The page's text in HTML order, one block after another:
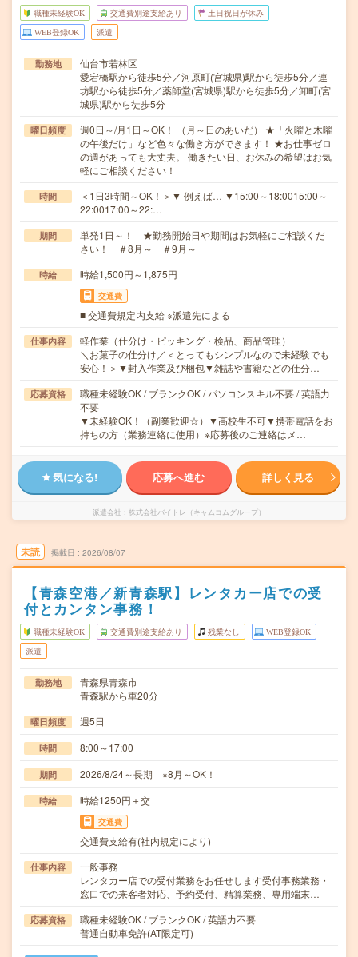
職種未経験OK 交通費別途支給あり 土日祝日が休み
WEB登録OK 派遣
勤務地
仙台市若林区
愛宕橋駅から徒歩5分／河原町(宮城県)駅から徒歩5分／連
坊駅から徒歩5分／薬師堂(宮城県)駅から徒歩5分／卸町(宮
城県)駅から徒歩5分
曜日頻度
週0日～/月1日～OK！ （月～日のあいだ） ★「火曜と木曜
の午後だけ」など色々な働き方ができます！ ★お仕事ゼロ
の週があっても大丈夫。 働きたい日、お休みの希望はお気
軽にご相談ください！
時間
＜1日3時間～OK！＞▼ 例えば… ▼15:00～18:0015:00～
22:0017:00～22:…
期間
単発1日～！ ★勤務開始日や期間はお気軽にご相談くだ
さい！ ＃8月～ ＃9月～
時給 時給1,500円～1,875円
交通費
■ 交通費規定内支給 ※派遣先による
仕事内容
軽作業（仕分け・ピッキング・検品、商品管理）
＼お菓子の仕分け／＜とってもシンプルなので未経験でも
安心！＞▼封入作業及び梱包▼雑誌や書籍などの仕分…
応募資格
職種未経験OK / ブランクOK / パソコンスキル不要 / 英語力
不要
▼未経験OK！（副業歓迎☆）▼高校生不可▼携帯電話をお
持ちの方（業務連絡に使用）※応募後のご連絡はメ…
気になる! 応募へ進む 詳しく見る
派遣会社 株式会社バイトレ（キャムコムグループ）
未読 掲載日 2026/08/07
【青森空港／新青森駅】レンタカー店での受
付とカンタン事務！
職種未経験OK 交通費別途支給あり 残業なし WEB登録OK
派遣
勤務地
青森県青森市
青森駅から車20分
曜日頻度 週5日
時間 8:00～17:00
期間 2026/8/24～長期 ※8月～OK！
時給 時給1250円＋交
交通費
交通費支給有(社内規定により)
仕事内容
一般事務
レンタカー店での受付業務をお任せします受付事務業務・
窓口での来客者対応、予約受付、精算業務、専用端末…
応募資格
職種未経験OK / ブランクOK / 英語力不要
普通自動車免許(AT限定可)